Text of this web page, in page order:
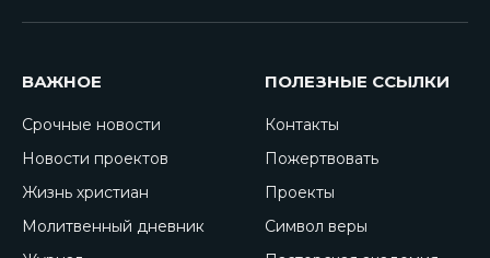
ВАЖНОЕ
Срочные новости
Новости проектов
Жизнь христиан
Молитвенный дневник
ПОЛЕЗНЫЕ ССЫЛКИ
Контакты
Пожертвовать
Проекты
Символ веры